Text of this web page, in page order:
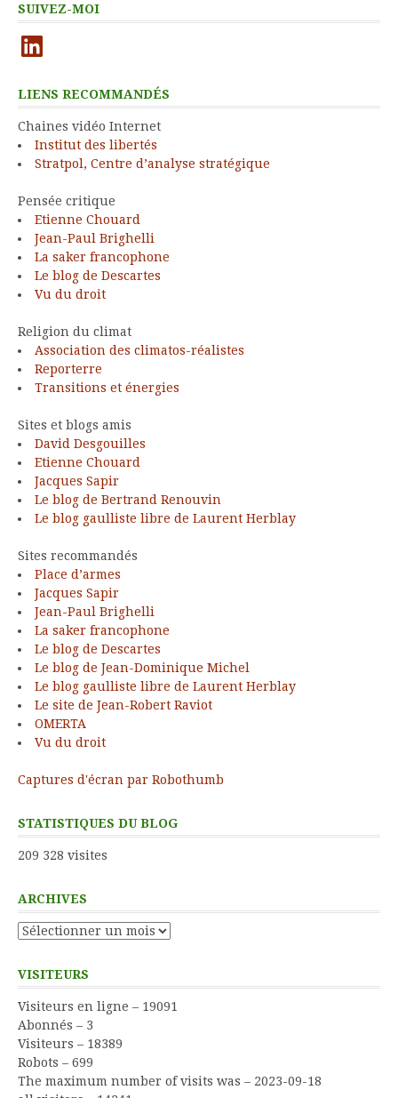
SUIVEZ-MOI
LinkedIn
LIENS RECOMMANDÉS
Chaines vidéo Internet
Institut des libertés
Stratpol, Centre d’analyse stratégique
Pensée critique
Etienne Chouard
Jean-Paul Brighelli
La saker francophone
Le blog de Descartes
Vu du droit
Religion du climat
Association des climatos-réalistes
Reporterre
Transitions et énergies
Sites et blogs amis
David Desgouilles
Etienne Chouard
Jacques Sapir
Le blog de Bertrand Renouvin
Le blog gaulliste libre de Laurent Herblay
Sites recommandés
Place d’armes
Jacques Sapir
Jean-Paul Brighelli
La saker francophone
Le blog de Descartes
Le blog de Jean-Dominique Michel
Le blog gaulliste libre de Laurent Herblay
Le site de Jean-Robert Raviot
OMERTA
Vu du droit
Captures d'écran par Robothumb
STATISTIQUES DU BLOG
209 328 visites
ARCHIVES
Archives
VISITEURS
Visiteurs en ligne – 19091
Abonnés – 3
Visiteurs – 18389
Robots – 699
The maximum number of visits was – 2023-09-18